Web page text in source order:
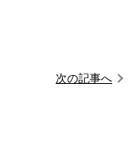
次の記事へ